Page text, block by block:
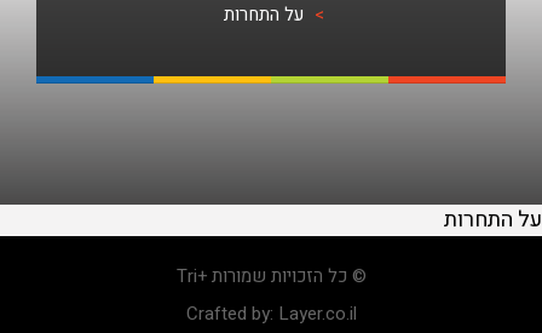
> על התחרות
על התחרות
© כל הזכויות שמורות +Tri
Crafted by: Layer.co.il